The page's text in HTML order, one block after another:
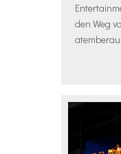
den Weg